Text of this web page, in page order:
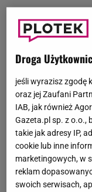
Droga
jeśli wyrazisz zgodę
oraz jej Zaufani
IAB, jak również
Gazeta.pl sp. z o.o.,
takie jak adresy IP,
cookie lub inne
marketingowych, w
reklam
swoich serwisach,